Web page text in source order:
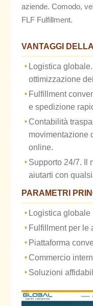
aziende. Comodo,
FLF Fulfillment.
VANTAGGI
Logistica
ottimizzazione
Fulfillment
e spedizione
Contabilità
movimentazione
online.
Supporto 24/7. Il
aiutarti con
PARAMETRI
Logistica globale
Fulfillment per le
Piattaforma
Commercio
Soluzioni